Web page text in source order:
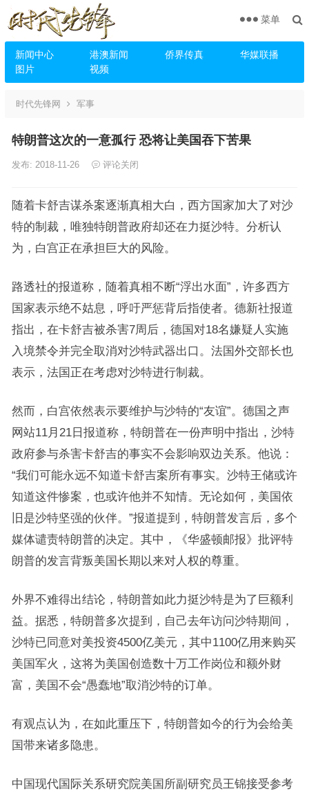
新闻中心 港澳新闻 侨界传真
华媒联播
图片
视频
菜单
时代先锋网 军事
特朗普这次的一意孤行 恐将让美国吞下苦果
发布: 2018-11-26 评论关闭
随着卡舒吉谋杀案逐渐真相大白，西方国家加大了对沙
特的制裁，唯独特朗普政府却还在力挺沙特。分析认
为，白宫正在承担巨大的风险。
路透社的报道称，随着真相不断“浮出水面”，许多西方
国家表示绝不姑息，呼吁严惩背后指使者。德新社报道
指出，在卡舒吉被杀害7周后，德国对18名嫌疑人实施
入境禁令并完全取消对沙特武器出口。法国外交部长也
表示，法国正在考虑对沙特进行制裁。
然而，白宫依然表示要维护与沙特的“友谊”。德国之声
网站11月21日报道称，特朗普在一份声明中指出，沙特
政府参与杀害卡舒吉的事实不会影响双边关系。他说：
“我们可能永远不知道卡舒吉案所有事实。沙特王储或许
知道这件惨案，也或许他并不知情。无论如何，美国依
旧是沙特坚强的伙伴。”报道提到，特朗普发言后，多个
媒体谴责特朗普的决定。其中，《华盛顿邮报》批评特
朗普的发言背叛美国长期以来对人权的尊重。
外界不难得出结论，特朗普如此力挺沙特是为了巨额利
益。据悉，特朗普多次提到，自己去年访问沙特期间，
沙特已同意对美投资4500亿美元，其中1100亿用来购买
美国军火，这将为美国创造数十万工作岗位和额外财
富，美国不会“愚蠢地”取消沙特的订单。
有观点认为，在如此重压下，特朗普如今的行为会给美
国带来诸多隐患。
中国现代国际关系研究院美国所副研究员王锦接受参考